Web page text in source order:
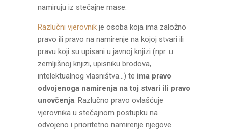
namiruju iz stečajne mase.
Razlučni vjerovnik je osoba koja ima založno
pravo ili pravo na namirenje na kojoj stvari ili
pravu koji su upisani u javnoj knjizi (npr. u
zemljišnoj knjizi, upisniku brodova,
intelektualnog vlasništva…) te ima pravo
odvojenoga namirenja na toj stvari ili pravo
unovčenja. Razlučno pravo ovlašćuje
vjerovnika u stečajnom postupku na
odvojeno i prioritetno namirenje njegove